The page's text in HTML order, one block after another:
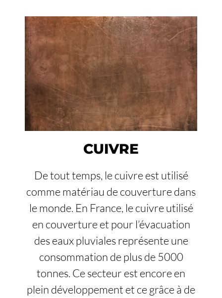
CUIVRE
De tout temps, le cuivre est utilisé
comme matériau de couverture dans
le monde. En France, le cuivre utilisé
en couverture et pour l’évacuation
des eaux pluviales représente une
consommation de plus de 5000
tonnes. Ce secteur est encore en
plein développement et ce grâce à de